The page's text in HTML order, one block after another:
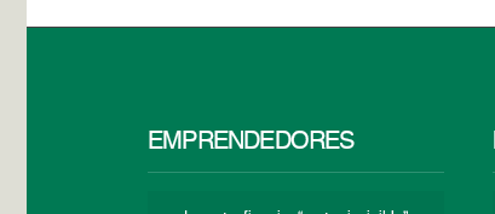
EMPRENDEDORES